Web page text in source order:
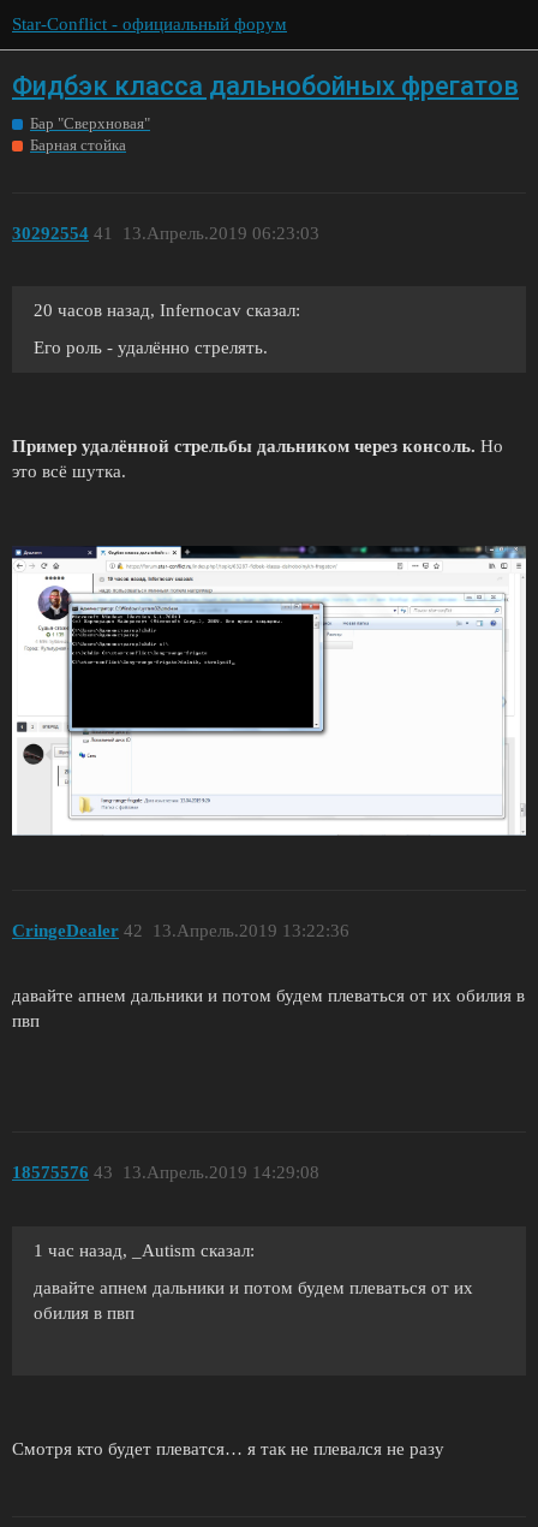
Star-Conflict - официальный форум
Фидбэк класса дальнобойных фрегатов
Бар "Сверхновая"
Барная стойка
30292554 13.Апрель.2019 06:23:03
41
20 часов назад, Infernocav сказал:
Его роль - удалённо стрелять.
Пример удалённой стрельбы дальником через консоль. Но
это всё шутка.
CringeDealer 13.Апрель.2019 13:22:36
42
давайте апнем дальники и потом будем плеваться от их обилия в
пвп
18575576 13.Апрель.2019 14:29:08
43
1 час назад, _Autism сказал:
давайте апнем дальники и потом будем плеваться от их
обилия в пвп
Смотря кто будет плеватся… я так не плевался не разу